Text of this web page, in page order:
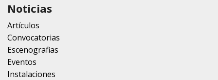
Noticias
Artículos
Convocatorias
Escenografias
Eventos
Instalaciones